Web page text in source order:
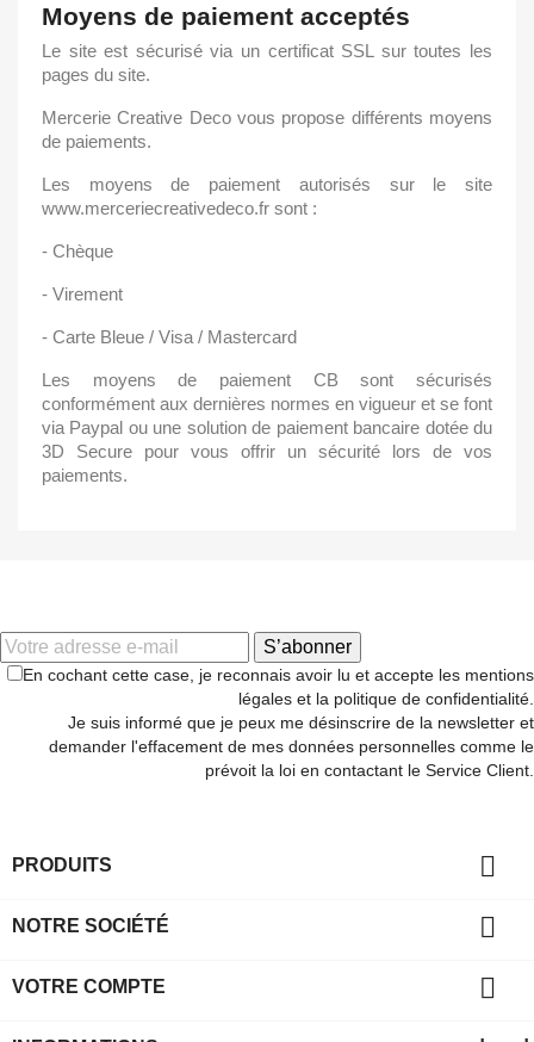
Moyens de paiement acceptés
Le site est sécurisé via un certificat SSL sur toutes les
pages du site.
Mercerie Creative Deco vous propose différents moyens
de paiements.
Les moyens de paiement autorisés sur le site
www.merceriecreativedeco.fr sont :
- Chèque
- Virement
- Carte Bleue / Visa / Mastercard
Les moyens de paiement CB sont sécurisés
conformément aux dernières normes en vigueur et se font
via Paypal ou une solution de paiement bancaire dotée du
3D Secure pour vous offrir un sécurité lors de vos
paiements.
S’abonner
En cochant cette case, je reconnais avoir lu et accepte les mentions
légales et la politique de confidentialité.
Je suis informé que je peux me désinscrire de la newsletter et
demander l'effacement de mes données personnelles comme le
prévoit la loi en contactant le Service Client.
PRODUITS 
NOTRE SOCIÉTÉ 
VOTRE COMPTE 